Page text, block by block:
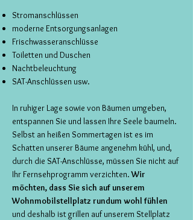
Stromanschlüssen
moderne Entsorgungsanlagen
Frischwasseranschlüsse
Toiletten und Duschen
Nachtbeleuchtung
SAT-Anschlüssen usw.
In ruhiger Lage sowie von Bäumen umgeben,
entspannen Sie und lassen Ihre Seele baumeln.
Selbst an heißen Sommertagen ist es im
Schatten unserer Bäume angenehm kühl, und,
durch die SAT-Anschlüsse, müssen Sie nicht auf
Ihr Fernsehprogramm verzichten.Wir
möchten, dass Sie sich auf unserem
Wohnmobilstellplatz rundum wohl fühlen
und deshalb ist grillen auf unserem Stellplatz